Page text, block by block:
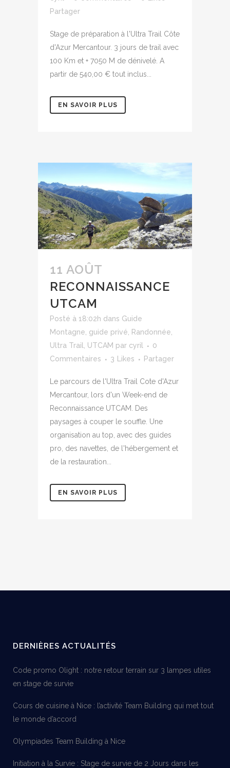
Partager
Stage de préparation à l'Ultra Trail Côte
d'Azur Mercantour. 3 jours de trail avec
100 Km et + 7050 M de dénivelé. A
partir de 540,00 € tout inclus...
EN SAVOIR PLUS
11 AOÛT
RECONNAISSANCE
UTCAM
Posté à 18:02h dans Guide
Montagne, guide privé, Randonnée,
Ultra Trail, UTCAM par cyril
0
Commentaires
3 Likes Partager
Le parcours de l'Ultra Trail Cote d'Azur
Mercantour, lors d'un Week-end de
Reconnaissance UTCAM. Des
paysages à couper le souffle. Une
organisation au top, avec des guides
pro, des navettes, de l'hébergement et
de la restauration...
EN SAVOIR PLUS
DERNIÈRES ACTUALITÉS
Code promo Olight : notre retour terrain sur 3 lampes utiles
en stage de survie
Cours de cuisine à Nice : l’activité Team Building qui met tout
le monde d’accord
Olympiades Team Building à Nice
Initiation à la Survie : Stage de survie de 2 Jours dans les